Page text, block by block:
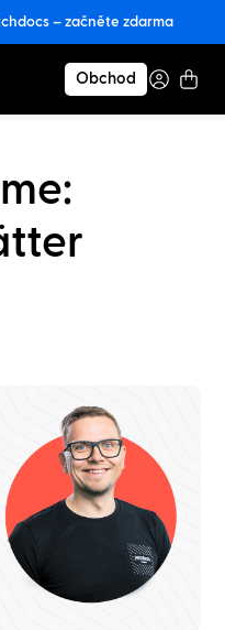
– začněte zdarma
Obchod